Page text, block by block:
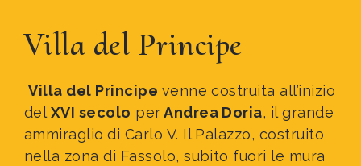
Villa del Principe
Villa del Principe venne costruita all’inizio
del XVI secolo perAndrea Doria, il grande
ammiraglio di Carlo V. Il Palazzo, costruito
nella zona di Fassolo, subito fuori le mura